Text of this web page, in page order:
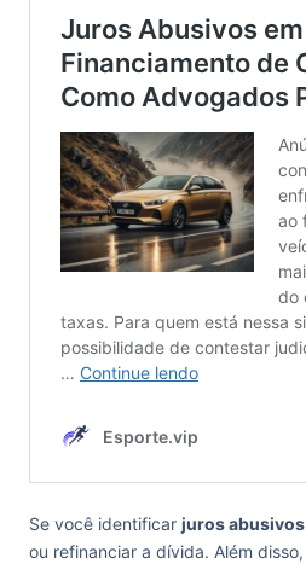
Se você identificar juros abusivos
ou refinanciar a dívida. Além